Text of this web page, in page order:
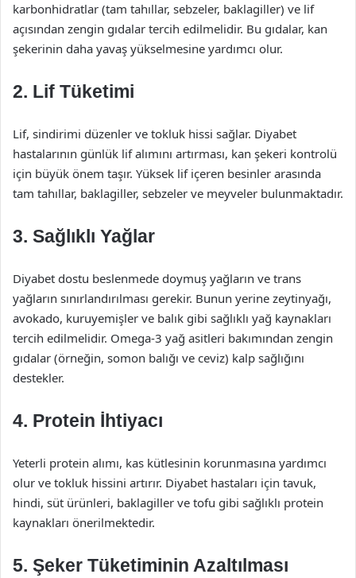
karbonhidratlar (tam tahıllar, sebzeler, baklagiller) ve lif
açısından zengin gıdalar tercih edilmelidir. Bu gıdalar, kan
şekerinin daha yavaş yükselmesine yardımcı olur.
2. Lif Tüketimi
Lif, sindirimi düzenler ve tokluk hissi sağlar. Diyabet
hastalarının günlük lif alımını artırması, kan şekeri kontrolü
için büyük önem taşır. Yüksek lif içeren besinler arasında
tam tahıllar, baklagiller, sebzeler ve meyveler bulunmaktadır.
3. Sağlıklı Yağlar
Diyabet dostu beslenmede doymuş yağların ve trans
yağların sınırlandırılması gerekir. Bunun yerine zeytinyağı,
avokado, kuruyemişler ve balık gibi sağlıklı yağ kaynakları
tercih edilmelidir. Omega-3 yağ asitleri bakımından zengin
gıdalar (örneğin, somon balığı ve ceviz) kalp sağlığını
destekler.
4. Protein İhtiyacı
Yeterli protein alımı, kas kütlesinin korunmasına yardımcı
olur ve tokluk hissini artırır. Diyabet hastaları için tavuk,
hindi, süt ürünleri, baklagiller ve tofu gibi sağlıklı protein
kaynakları önerilmektedir.
5. Şeker Tüketiminin Azaltılması